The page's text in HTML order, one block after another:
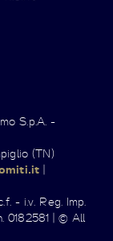
S.p.A. -
(TN)
|
- i.v. Reg. Imp.
0182581 | © All